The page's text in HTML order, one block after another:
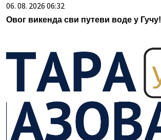
06. 08. 2026 06:32
Овог викенда сви путеви воде у Гучу!